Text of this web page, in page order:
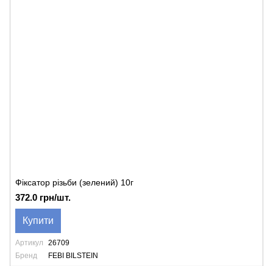
Фіксатор різьби (зелений) 10г
372.0 грн/шт.
Купити
Артикул
26709
Бренд
FEBI BILSTEIN